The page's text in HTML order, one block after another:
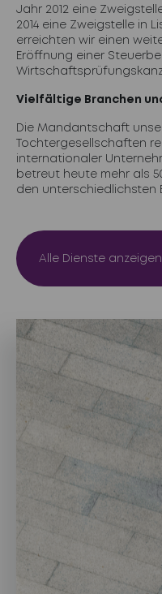
Jahr 2012 eine
2014 eine Zweigstelle in
erreichten wir einen
Eröffnung einer
Vielfältige Branchen
Die Mandantschaft
Tochtergesellschaften
internationaler
betreut heute mehr als
den unterschiedlichsten
Alle Dienste anzeigen